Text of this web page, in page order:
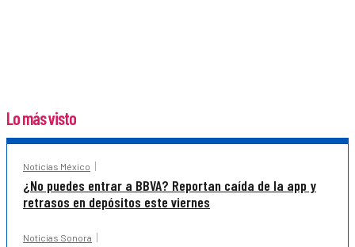
Lo más visto
Noticias México
¿No puedes entrar a BBVA? Reportan caída de la app y
retrasos en depósitos este viernes
Noticias Sonora